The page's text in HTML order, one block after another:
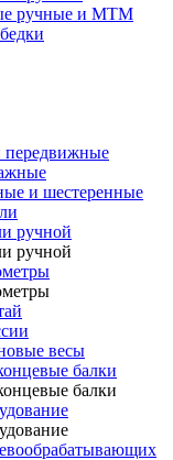
ручные и МТМ
передвижные
и шестеренные
ручной
ручной
весы
балки
балки